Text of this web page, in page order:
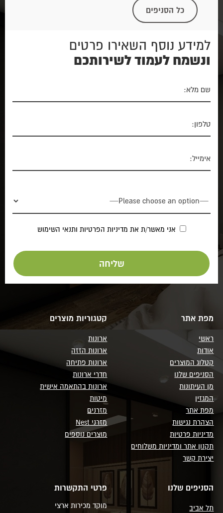
כל הסניפים
למידע נוסף השאירו פרטים
ונשמח לעמוד לשירותכם
אני מאשר/ת את מדיניות הפרטיות ותנאי השימוש
מפת אתר
ראשי
אודות
קטלוג המוצרים
הסניפים שלנו
מן העיתונות
המגזין
מפת אתר
הצהרת נגישות
מדיניות פרטיות
תקנון אתר ומדיניות משלוחים
יצירת קשר
קטגוריות מוצרים
ארונות
ארונות הזזה
ארונות פתיחה
חדרי ארונות
ארונות בהתאמה אישית
מיטות
מזרנים
מזרני Nest
מוצרים נוספים
הסניפים שלנו
תל אביב
פרטי התקשרות
מוקד מכירות ארצי